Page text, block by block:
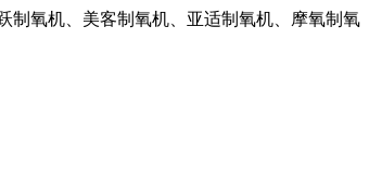
制氧机、美客制氧机、亚适制氧机、摩氧制氧